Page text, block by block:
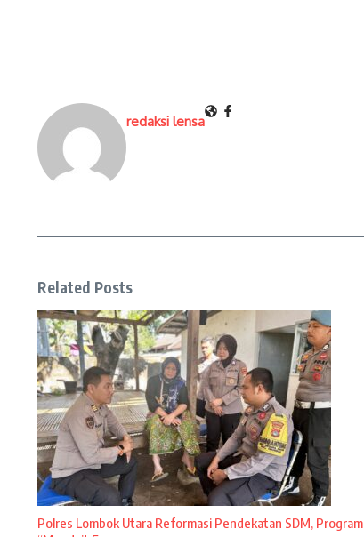
redaksi lensa
Related Posts
Polres Lombok Utara Reformasi Pendekatan SDM, Program